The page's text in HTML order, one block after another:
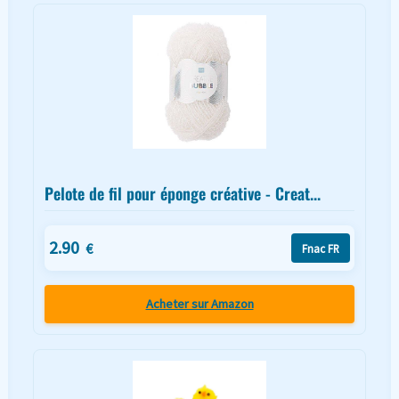
Pelote de fil pour éponge créative - Creat...
2.90 € Fnac FR
Acheter sur Amazon